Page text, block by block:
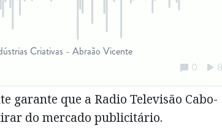
garante que a Radio Televisão Cabo-
do mercado publicitário.